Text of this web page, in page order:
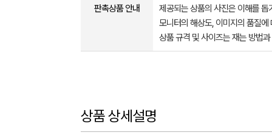
판촉상품 안내
제공되는 상품의 사진은 이해를
모니터의 해상도, 이미지의 품질
상품 규격 및 사이즈는 재는 방법
상품 상세설명